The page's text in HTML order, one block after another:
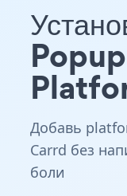
Добавь
Carrd без
боли